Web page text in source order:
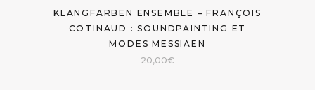
KLANGFARBEN ENSEMBLE – FRANÇOIS
COTINAUD : SOUNDPAINTING ET
MODES MESSIAEN
20,00€